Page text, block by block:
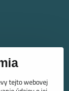
tejto webovej